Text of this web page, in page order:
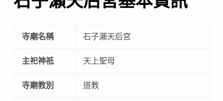
寺廟名稱 石子瀨天后宮
主祀神祇 天上聖母
寺廟教別 道教